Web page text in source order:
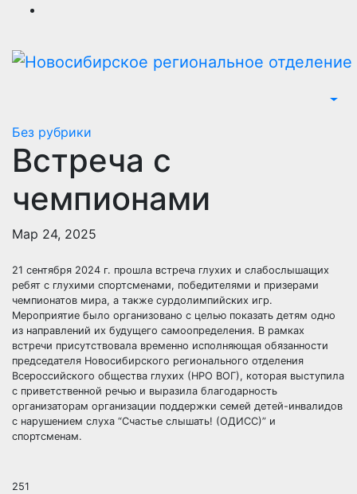
Перейти
содержимому
Без рубрики
Встреча с
чемпионами
Мар 24, 2025
21 сентября 2024 г. прошла встреча глухих и слабослышащих
ребят с глухими спортсменами, победителями и призерами
чемпионатов мира, а также сурдолимпийских игр.
Мероприятие было организовано с целью показать детям одно
из направлений их будущего самоопределения. В рамках
встречи присутствовала временно исполняющая обязанности
председателя Новосибирского регионального отделения
Всероссийского общества глухих (НРО ВОГ), которая выступила
с приветственной речью и выразила благодарность
организаторам организации поддержки семей детей-инвалидов
с нарушением слуха “Счастье слышать! (ОДИСС)” и
спортсменам.
251